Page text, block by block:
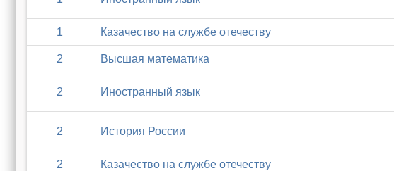
1 Казачество на службе отечеству
2 Высшая математика
2 Иностранный язык
2 История России
2 Казачество на службе отечеству